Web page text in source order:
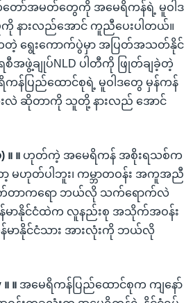
ော်အမတ်တွေကို အမေရိကန်ရဲ့ မူဝါဒ
နားလည်အောင် ကူညီပေးပါတယ်။
တဲ့ ရွေးကောက်ပွဲမှာ အပြတ်အသတ်နိုင်
အဖွဲ့ချုပ်NLD ပါတီကို ဖြုတ်ချခဲ့တဲ့
ကန်ပြည်ထောင်စုရဲ့ မူဝါဒတွေ မှန်ကန်
းလဲ ဆိုတာကို သူတို့ နားလည် အောင်
။ ။ ဟုတ်ကဲ့ အမေရိကန် အစိုးရသစ်က
ာ့ မဟုတ်ပါဘူး၊ ကမ္ဘာတဝန်း အကူအညီ
က်တာကရော ဘယ်လို သက်ရောက်လဲ
ြန်မာနိုင်ငံထဲက လူနည်းစု အသိုက်အဝန်း
န်မာနိုင်ငံသား အားလုံးကို ဘယ်လို
။ အမေရိကန်ပြည်ထောင်စုက ကျနော်